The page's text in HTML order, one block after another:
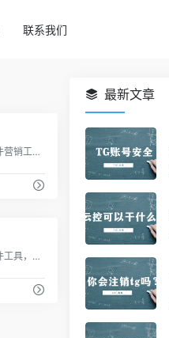
联系我们
性价比高的邮件营销工具
一款强大的邮件工具，可以分析邮件信息
最新文章